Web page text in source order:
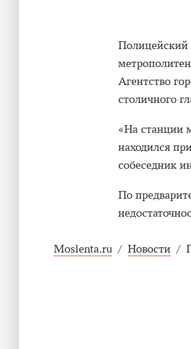
Полицейский
Агентство
столичного
«На станции
находился
собеседник
По
Moslenta.ru / Новости /